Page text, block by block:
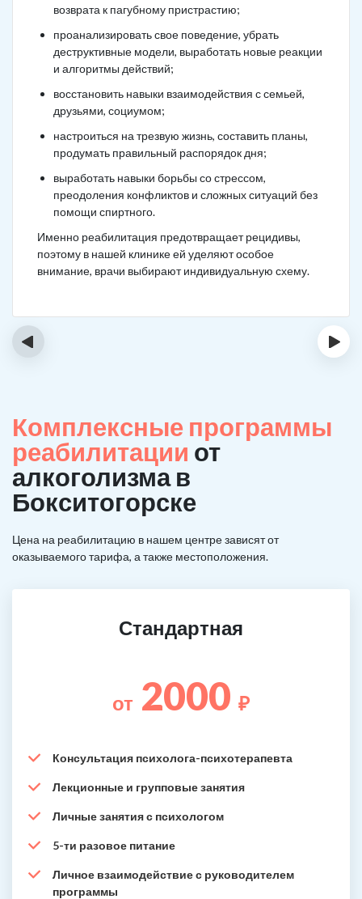
возврата к пагубному пристрастию;
проанализировать свое поведение, убрать
деструктивные модели, выработать новые реакции
и алгоритмы действий;
восстановить навыки взаимодействия с семьей,
друзьями, социумом;
настроиться на трезвую жизнь, составить планы,
продумать правильный распорядок дня;
выработать навыки борьбы со стрессом,
преодоления конфликтов и сложных ситуаций без
помощи спиртного.
Именно реабилитация предотвращает рецидивы,
поэтому в нашей клинике ей уделяют особое
внимание, врачи выбирают индивидуальную схему.
‹ ›
Комплексные программы
реабилитации от
алкоголизма в
Бокситогорске
Цена на реабилитацию в нашем центре зависят от
оказываемого тарифа, а также местоположения.
Стандартная
от 2000 ₽
Консультация психолога-психотерапевта
Лекционные и групповые занятия
Личные занятия с психологом
5-ти разовое питание
Личное взаимодействие с руководителем
программы